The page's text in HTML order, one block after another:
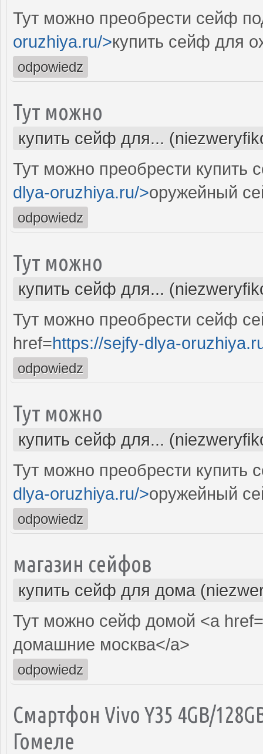
Тут можно преобрести сейф
oruzhiya.ru/>купить сейф для
odpowiedz
Тут можно
купить сейф для...
Тут можно преобрести купить
dlya-oruzhiya.ru/>оружейный
odpowiedz
Тут можно
купить сейф для...
Тут можно преобрести сейф
href=https://sejfy-dlya-
odpowiedz
Тут можно
купить сейф для...
Тут можно преобрести купить
dlya-oruzhiya.ru/>оружейный
odpowiedz
магазин сейфов
купить сейф для дома
Тут можно сейф домой <a href=
домашние москва</a>
odpowiedz
Смартфон Vivo Y35 4GB/
Гомеле